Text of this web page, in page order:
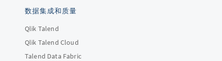
数据集成和质量
Qlik Talend
Qlik Talend Cloud
Talend Data Fabric